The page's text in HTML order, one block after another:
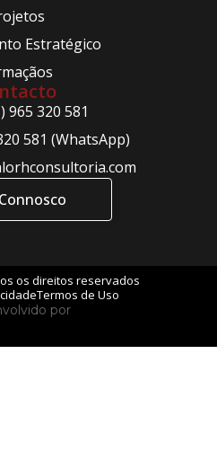
Estratégico
965 320 581
581 (WhatsApp)
os direitos reservados
Termos de Uso
por